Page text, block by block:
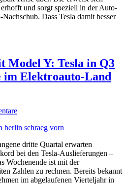
und sorgt speziell in der Auto-
Dass Tesla damit besser
Model Y: Tesla in Q3
im Elektroauto-Land
dritte Quartal erwarten
bei den Tesla-Auslieferungen –
Wochenende ist mit der
Zahlen zu rechnen. Bereits bekannt
im abgelaufenen Vierteljahr in